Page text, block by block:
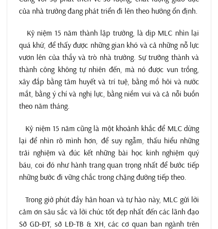
của nhà trường đang phát triển đi lên theo hướng ổn định.
Kỷ niệm 15 năm thành lập trường, là dịp MLC nhìn lại
quá khứ, để thấy được những gian khó và cả những nỗ lực
vươn lên của thầy và trò nhà trường. Sự trưởng thành và
thành công không tự nhiên đến, mà nó được vun trồng,
xây đắp bằng tâm huyết và trí tuệ, bằng mồ hôi và nước
mắt, bằng ý chí và nghị lực, bằng niềm vui và cả nỗi buồn
theo năm tháng.
Kỷ niệm 15 năm cũng là một khoảnh khắc để MLC dừng
lại để nhìn rõ mình hơn, để suy ngẫm, thấu hiểu những
trải nghiệm và đúc kết những bài học kinh nghiệm quý
báu, coi đó như hành trang quan trọng nhất để bước tiếp
những bước đi vững chắc trong chặng đường tiếp theo.
Trong giờ phút đầy hân hoan và tự hào này, MLC gửi lời
cảm ơn sâu sắc và lời chúc tốt đẹp nhất đến các lãnh đạo
Sở GD-ĐT, sở LĐ-TB & XH, các cơ quan ban ngành trên